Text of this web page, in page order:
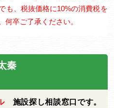
も、税抜価格に10%の消費税を
何卒ご了承ください。
秦
施設探し相談窓口です。